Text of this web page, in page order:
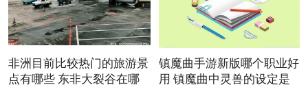
非洲目前比较热门的旅游景
点有哪些 东非大裂谷在哪
镇魔曲手游新版哪个职业好
用 镇魔曲中灵兽的设定是